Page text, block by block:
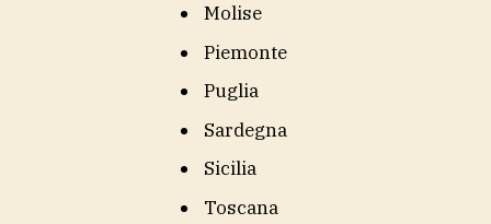
Molise
Piemonte
Puglia
Sardegna
Sicilia
Toscana